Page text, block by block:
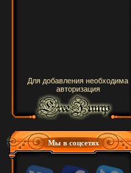
Для добавления необходима
авторизация
Мы в соцсетях